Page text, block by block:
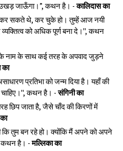
उखड़ जाऊँगा।”, कथन है। -कालिदास का
सकते थे, कर चुके हो। तुम्हें आज नयी
को अधिक पूर्ण बना दे।", कथन
नाम के साथ कई तरह के अपवाद जुड़ने
का
प्रतिभा को जन्म दिया है। यहाँ की
चाहिए।", कथन है। -संगिनी का
छिप जाता है, जैसे चाँद की किरणों में
तुम बन रहे हो। क्योंकि मैं अपने को अपने
कथन है। -मल्लिका का